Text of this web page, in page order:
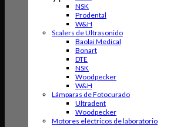
NSK
Prodental
W&H
Scalers de Ultrasonido
Baolai Medical
Bonart
DTE
NSK
Woodpecker
W&H
Lámparas de Fotocurado
Ultradent
Woodpecker
Motores eléctricos de laboratorio